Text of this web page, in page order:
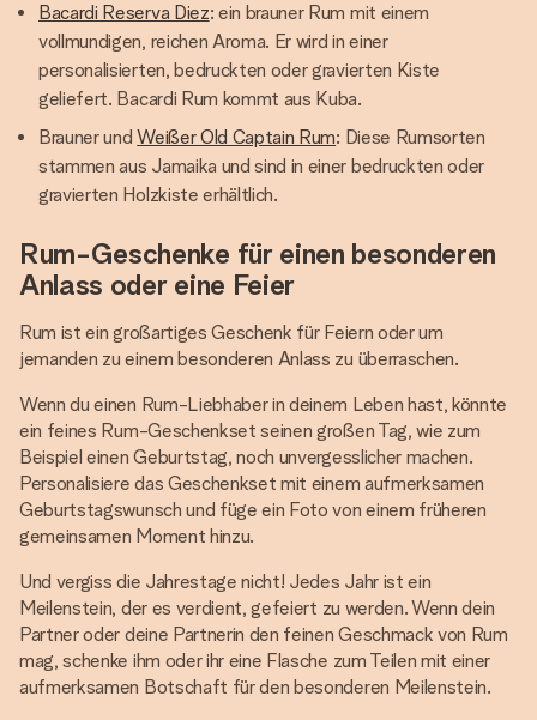
Bacardi Reserva Diez: ein brauner Rum mit einem
vollmundigen, reichen Aroma. Er wird in einer
personalisierten, bedruckten oder gravierten Kiste
geliefert. Bacardi Rum kommt aus Kuba.
Brauner undWeißer Old Captain Rum: Diese Rumsorten
stammen aus Jamaika und sind in einer bedruckten oder
gravierten Holzkiste erhältlich.
Rum-Geschenke für einen besonderen
Anlass oder eine Feier
Rum ist ein großartiges Geschenk für Feiern oder um
jemanden zu einem besonderen Anlass zu überraschen.
Wenn du einen Rum-Liebhaber in deinem Leben hast, könnte
ein feines Rum-Geschenkset seinen großen Tag, wie zum
Beispiel einen Geburtstag, noch unvergesslicher machen.
Personalisiere das Geschenkset mit einem aufmerksamen
Geburtstagswunsch und füge ein Foto von einem früheren
gemeinsamen Moment hinzu.
Und vergiss die Jahrestage nicht! Jedes Jahr ist ein
Meilenstein, der es verdient, gefeiert zu werden. Wenn dein
Partner oder deine Partnerin den feinen Geschmack von Rum
mag, schenke ihm oder ihr eine Flasche zum Teilen mit einer
aufmerksamen Botschaft für den besonderen Meilenstein.